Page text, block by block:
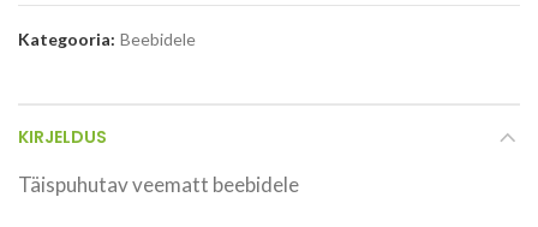
Kategooria: Beebidele
KIRJELDUS
Täispuhutav veematt beebidele